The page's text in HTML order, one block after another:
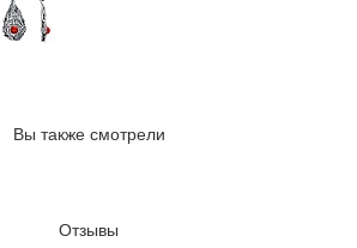
Вы также смотрели
Отзывы